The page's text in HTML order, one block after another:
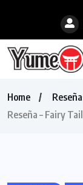
Home
Reseña – Fairy